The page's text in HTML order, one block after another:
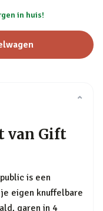
in huis!
⌄
van Gift
is een
eigen knuffelbare
garen in 4